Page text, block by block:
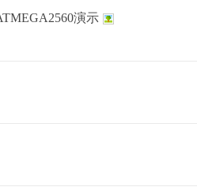
演示